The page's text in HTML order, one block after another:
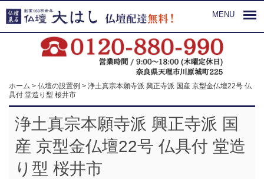
MENU
ホーム > 仏壇の設置例 > 浄土真宗本願寺派 興正寺派 国産 京型金仏壇22号 仏
具付 堂造り型 桜井市
浄土真宗本願寺派 興正寺派 国
産 京型金仏壇22号 仏具付 堂造
り型 桜井市